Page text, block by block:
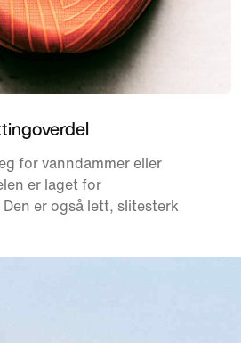
for vanndammer eller
er laget for
er også lett, slitesterk